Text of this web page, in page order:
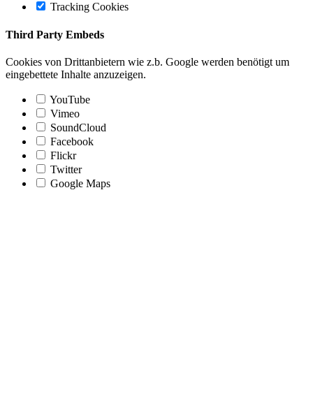
Tracking Cookies
Third Party Embeds
Cookies von Drittanbietern wie z.b. Google werden benötigt um
eingebettete Inhalte anzuzeigen.
YouTube
Vimeo
SoundCloud
Facebook
Flickr
Twitter
Google Maps